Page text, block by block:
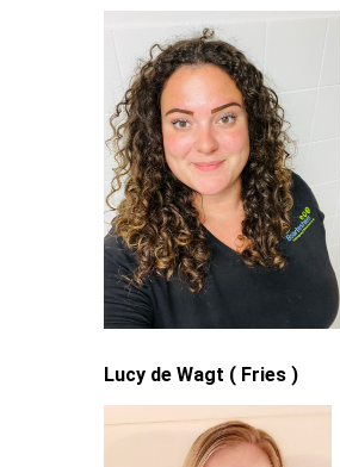
Lucy de Wagt ( Fries )